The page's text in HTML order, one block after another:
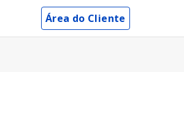
Área do Cliente